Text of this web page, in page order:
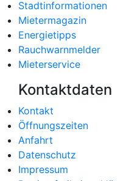
Stadtinformationen
Mietermagazin
Energietipps
Rauchwarnmelder
Mieterservice
Kontaktdaten
Kontakt
Öffnungszeiten
Anfahrt
Datenschutz
Impressum